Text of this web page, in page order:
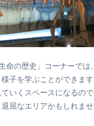
命の歴史」コーナーでは
子を学ぶことができま
いくスペースになるの
屈なエリアかもしれませ